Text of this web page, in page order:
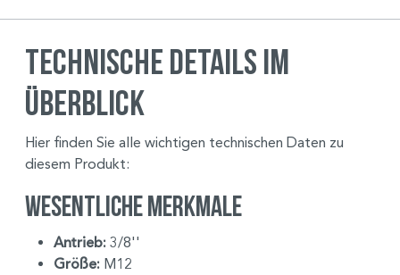
Technische Details im
Überblick
Hier finden Sie alle wichtigen technischen Daten zu
diesem Produkt:
Wesentliche Merkmale
Antrieb: 3/8''
Größe: M12